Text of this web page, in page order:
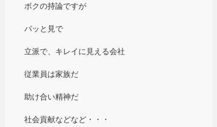
ボクの持論ですが
パッと見で
立派で、キレイに見える会社
従業員は家族だ
助け合い精神だ
社会貢献などなど・・・